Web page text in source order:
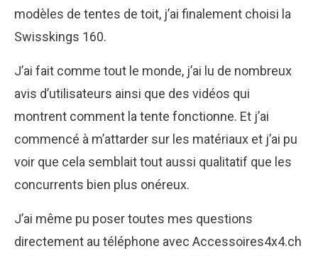
modèles de tentes de toit, j’ai finalement choisi la
Swisskings 160.
J’ai fait comme tout le monde, j’ai lu de nombreux
avis d’utilisateurs ainsi que des vidéos qui
montrent comment la tente fonctionne. Et j’ai
commencé à m’attarder sur les matériaux et j’ai pu
voir que cela semblait tout aussi qualitatif que les
concurrents bien plus onéreux.
J’ai même pu poser toutes mes questions
directement au téléphone avec Accessoires4x4.ch